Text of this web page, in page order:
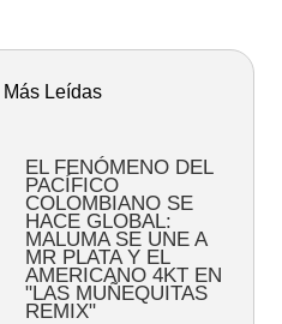
Más Leídas
EL FENÓMENO DEL
PACÍFICO
COLOMBIANO SE
HACE GLOBAL:
MALUMA SE UNE A
MR PLATA Y EL
AMERICANO 4KT EN
"LAS MUÑEQUITAS
REMIX"